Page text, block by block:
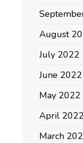
August
July 2022
June 2022
May 2022
April 2022
March